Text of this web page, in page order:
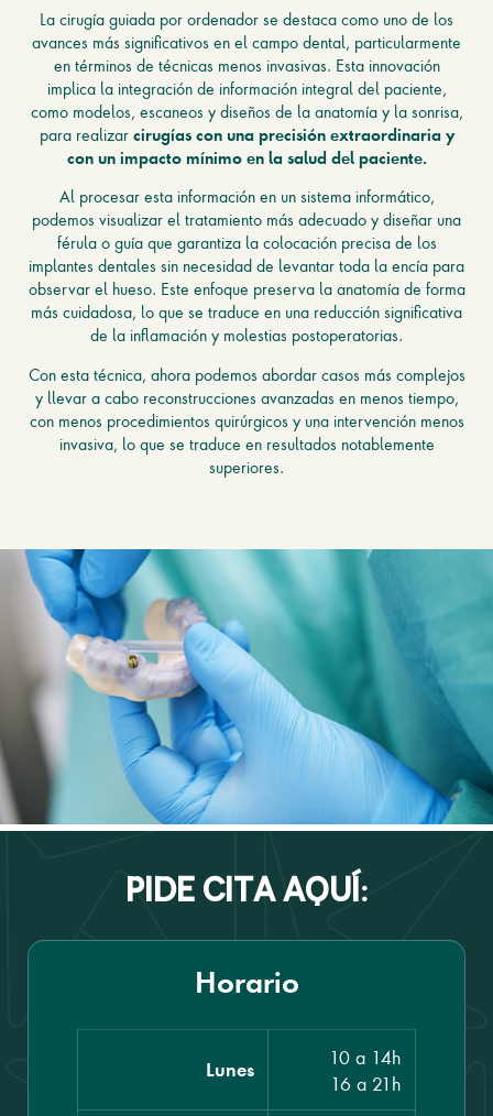
La cirugía guiada por ordenador se destaca como uno de los
avances más significativos en el campo dental, particularmente
en términos de técnicas menos invasivas. Esta innovación
implica la integración de información integral del paciente,
como modelos, escaneos y diseños de la anatomía y la sonrisa,
para realizar cirugías con una precisión extraordinaria y
con un impacto mínimo en la salud del paciente.
Al procesar esta información en un sistema informático,
podemos visualizar el tratamiento más adecuado y diseñar una
férula o guía que garantiza la colocación precisa de los
implantes dentales sin necesidad de levantar toda la encía para
observar el hueso. Este enfoque preserva la anatomía de forma
más cuidadosa, lo que se traduce en una reducción significativa
de la inflamación y molestias postoperatorias.
Con esta técnica, ahora podemos abordar casos más complejos
y llevar a cabo reconstrucciones avanzadas en menos tiempo,
con menos procedimientos quirúrgicos y una intervención menos
invasiva, lo que se traduce en resultados notablemente
superiores.
pide cita aquí:
Horario
Lunes
10 a 14h
16 a 21h